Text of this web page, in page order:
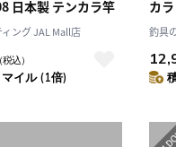
日本製 テンカラ竿
ング JAL Mall店
込）
イル (1倍)
カ
釣具